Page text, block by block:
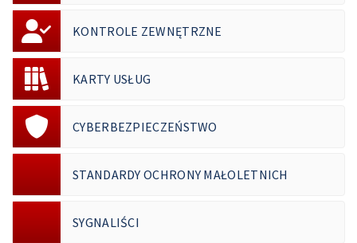
KONTROLE ZEWNĘTRZNE
KARTY USŁUG
CYBERBEZPIECZEŃSTWO
STANDARDY OCHRONY MAŁOLETNICH
SYGNALIŚCI